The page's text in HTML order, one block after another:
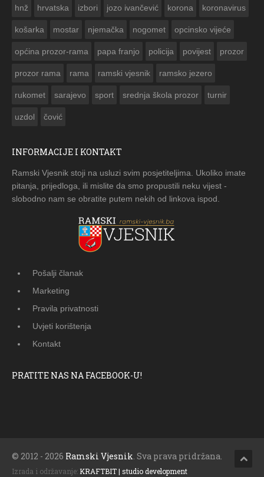
hnž hrvatska izbori jozo ivančević korona koronavirus
košarka mostar njemačka nogomet opcinsko vijeće
općina prozor-rama papa franjo policija povijest prozor
prozor rama rama ramski vjesnik ramsko jezero
rukomet sarajevo sport srednja škola prozor turnir
uzdol čović
INFORMACIJE I KONTAKT
Ramski Vjesnik stoji na usluzi svim posjetiteljima. Ukoliko imate
pitanja, prijedloga, ili mislite da smo propustili neku vijest -
slobodno nam se obratite putem nekih od linkova ispod.
Pošalji članak
Marketing
Pravila privatnosti
Uvjeti korištenja
Kontakt
PRATITE NAS NA FACEBOOK-U!
© 2012 - 2026 Ramski Vjesnik. Sva prava pridržana.
Izrada i održavanje: KRAFTBIT | studio development